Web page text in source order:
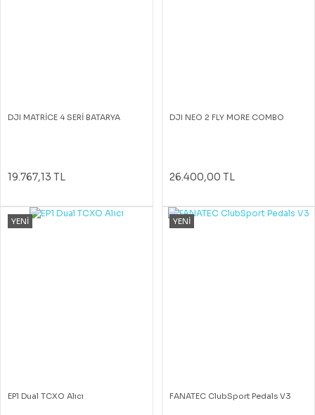
DJI MATRİCE 4 SERİ BATARYA
19.767,13 TL
DJI NEO 2 FLY MORE COMBO
26.400,00 TL
YENİ
EP1 Dual TCXO Alıcı
YENİ
FANATEC ClubSport Pedals V3